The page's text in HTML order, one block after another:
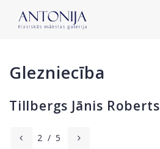
Glezniecība
Tillbergs Jānis Roberts
2 / 5